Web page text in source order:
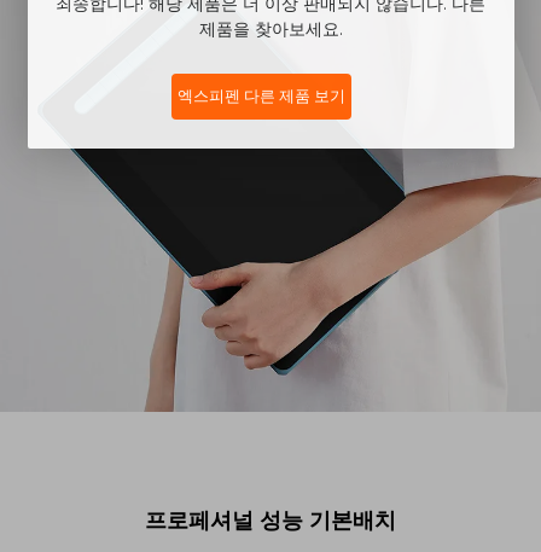
제품을 찾아보세요.
엑스피펜 다른 제품 보기
프로페셔널 성능 기본배치